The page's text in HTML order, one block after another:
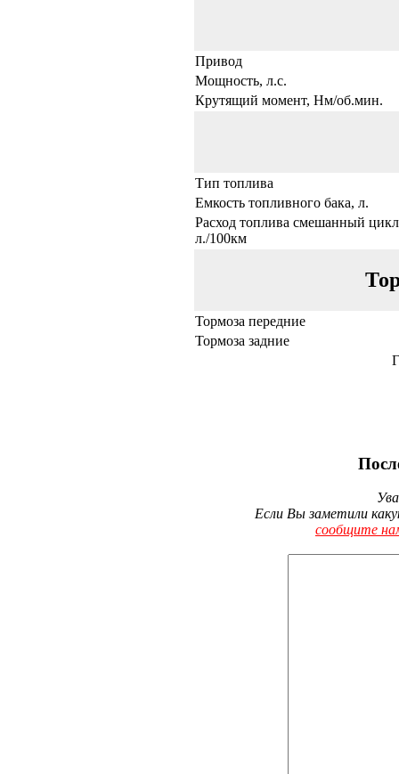
Привод
Мощность, л.с.
Крутящий момент, Нм/об.мин.
Тип топлива
Емкость топливного бака, л.
Расход топлива смешанный
л./100км
Тормоза передние
Тормоза задние
Если Вы заметили
сообщите